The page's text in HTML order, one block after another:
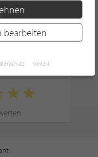
.
bearbeiten
Kontakt